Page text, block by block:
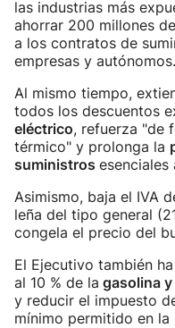
las industrias más
ahorrar 200 millones
a los contratos de
empresas y autónomos.
Al mismo tiempo,
todos los descuentos
eléctrico, refuerza "de
térmico" y prolonga la
suministros esenciales
Asimismo, baja el IVA
leña del tipo general
congela el precio del
El Ejecutivo también
al 10 % de la gasolina
y reducir el impuesto
mínimo permitido en la